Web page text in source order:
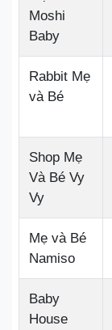
Moshi
Baby
Rabbit Mẹ
và Bé
Shop Mẹ
Và Bé Vy
Vy
Mẹ và Bé
Namiso
Baby
House